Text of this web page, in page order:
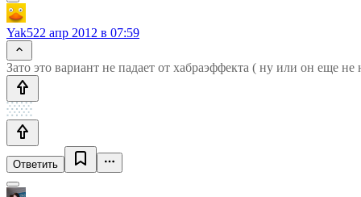
Yak522 апр 2012 в 07:59
Зато это вариант не падает от хабраэффекта ( ну или он еще не
Ответить